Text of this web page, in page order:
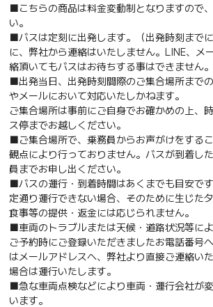
■こちらの商品は料金変動制となりますので
い。
■バスは定刻に出発します。（出発時刻まで
に、弊社から連絡はいたしません。LINE、メ
絡頂いてもバスはお待ちする事はできません。
■出発当日、出発時刻間際のご集合場所まで
やメールにおいて対応いたしかねます。
ご集合場所は事前にご自身でお確かめの上、
ス停までお越しください。
■ご集合場所で、乗務員からお声がけをする
観点により行っておりません。バスが到着し
員までお申し出ください。
■バスの運行・到着時間はあくまでも目安で
定通り運行できない場合、そのために生じた
食事等の提供・返金には応じられません。
■車両のトラブルまたは天候・道路状況等によ
ご予約時にご登録いただきましたお電話番号
はメールアドレスへ、弊社より直接ご連絡い
場合は運行いたします。
■急な車両点検などにより車両・運行会社が
います。